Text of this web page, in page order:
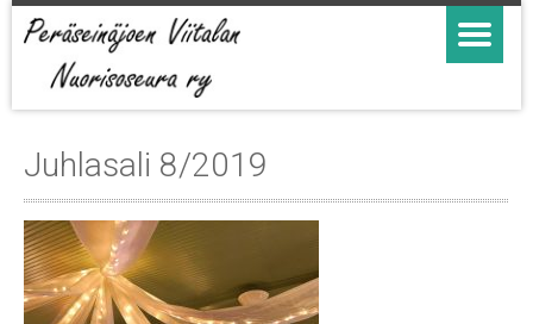
Juhlasali 8/2019